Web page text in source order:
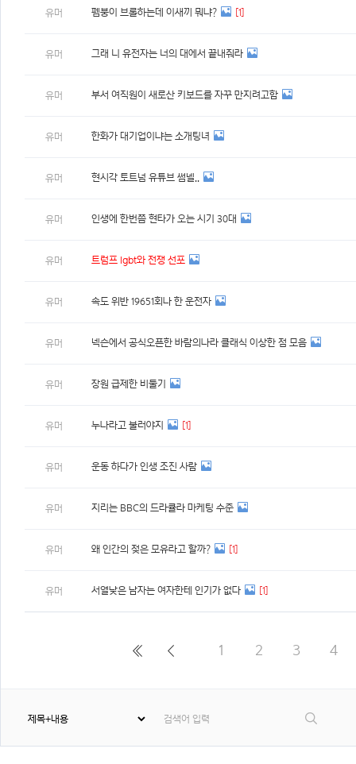
유머 펨붕이 브롤하는데 이새끼 뭐냐? [1]
유머 그래 니 유전자는 너의 대에서 끝내줘라
유머 부서 여직원이 새로산 키보드를 자꾸 만지려고함
유머 한화가 대기업이냐는 소개팅녀
유머 현시각 토트넘 유튜브 썸넬..
유머 인생에 한번쯤 현타가 오는 시기 30대
유머 트럼프 lgbt와 전쟁 선포
유머 속도 위반 19651회나 한 운전자
유머 넥슨에서 공식오픈한 바람의나라 클래식 이상한 점 모음
유머 장원 급제한 비둘기
유머 누나라고 불러야지 [1]
유머 운동 하다가 인생 조진 사람
유머 지리는 BBC의 드라큘라 마케팅 수준
유머 왜 인간의 젖은 모유라고 할까? [1]
유머 서열낮은 남자는 여자한테 인기가 없다 [1]
1 2 3 4